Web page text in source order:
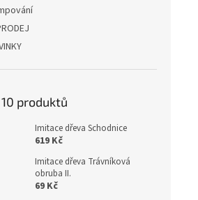
10 produktů
Imitace dřeva Schodnice
619 Kč
Imitace dřeva Trávníková
obruba II.
69 Kč